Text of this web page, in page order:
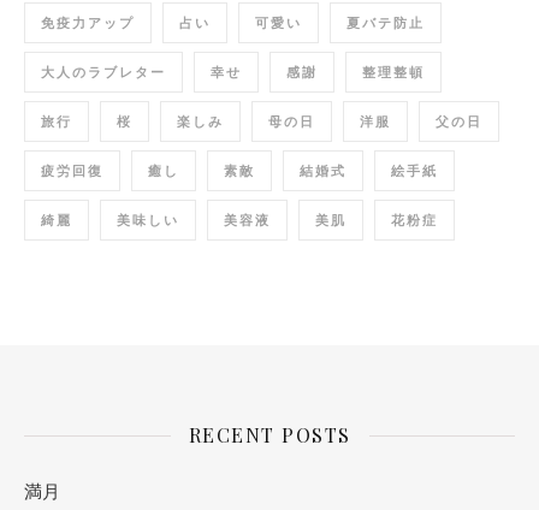
免疫力アップ 占い 可愛い 夏バテ防止
大人のラブレター 幸せ 感謝 整理整頓
旅行 桜 楽しみ 母の日 洋服 父の日
疲労回復 癒し 素敵 結婚式 絵手紙
綺麗 美味しい 美容液 美肌 花粉症
RECENT POSTS
満月